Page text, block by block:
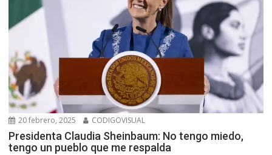
20 febrero, 2025 CODIGOVISUAL
Presidenta Claudia Sheinbaum: No tengo miedo,
tengo un pueblo que me respalda